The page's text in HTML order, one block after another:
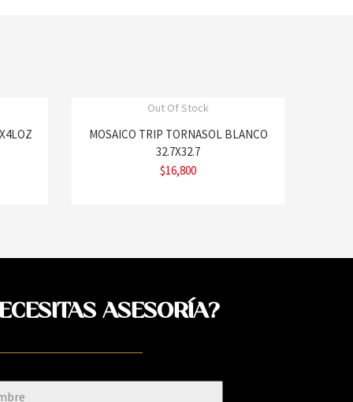
Out Of Stock
MOSAICO TRIP TORNASOL BLANCO
32.7X32.7
$16,800
ASESORÍA?